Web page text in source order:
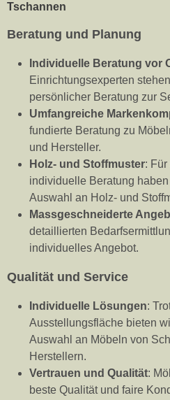
Tschannen
Beratung und Planung
Individuelle Beratung vor
Einrichtungsexperten
persönlicher Beratung zur
Umfangreiche
fundierte Beratung zu
und Hersteller.
Holz- und Stoffmuster:
individuelle Beratung
Auswahl an Holz- und
Massgeschneiderte
detaillierten
individuelles Angebot.
Qualität und Service
Individuelle Lösungen:
Ausstellungsfläche bieten
Auswahl an Möbeln von
Herstellern.
Vertrauen und Qualität:
beste Qualität und faire